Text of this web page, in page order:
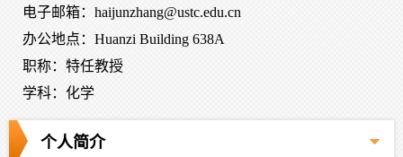
电子邮箱： haijunzhang@ustc.edu.cn
办公地点：Huanzi Building 638A
职称：特任教授
学科：化学
个人简介